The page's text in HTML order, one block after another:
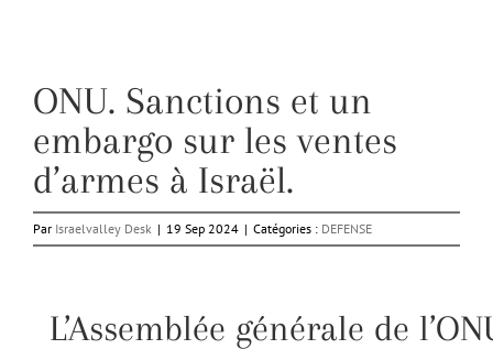
ONU. Sanctions et un
embargo sur les ventes
d’armes à Israël.
Par Israelvalley Desk | 19 Sep 2024 | Catégories : DEFENSE
L’Assemblée générale de